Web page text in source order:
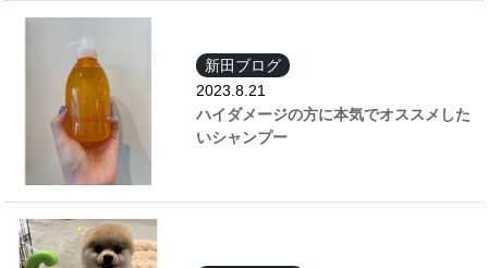
新田ブログ
2023.8.21
ハイダメージの方に本気でオススメした
いシャンプー